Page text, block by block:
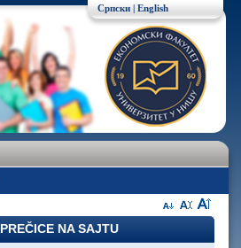
Српски | English
PREČICE NA SAJTU